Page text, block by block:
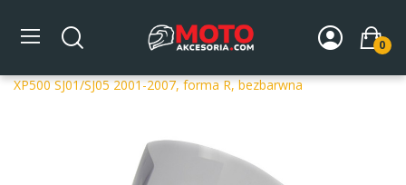
0
Strona główna DLA MOTOCYKLA Szyby
Szyby
XP500 SJ01/SJ05 2001-2007, forma R, bezbarwna